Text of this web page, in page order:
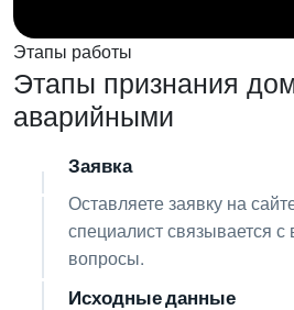
Этапы работы
Этапы признания
аварийными
01 Заявка
Оставляете заявку на
специалист связывается
вопросы.
Исходные данные